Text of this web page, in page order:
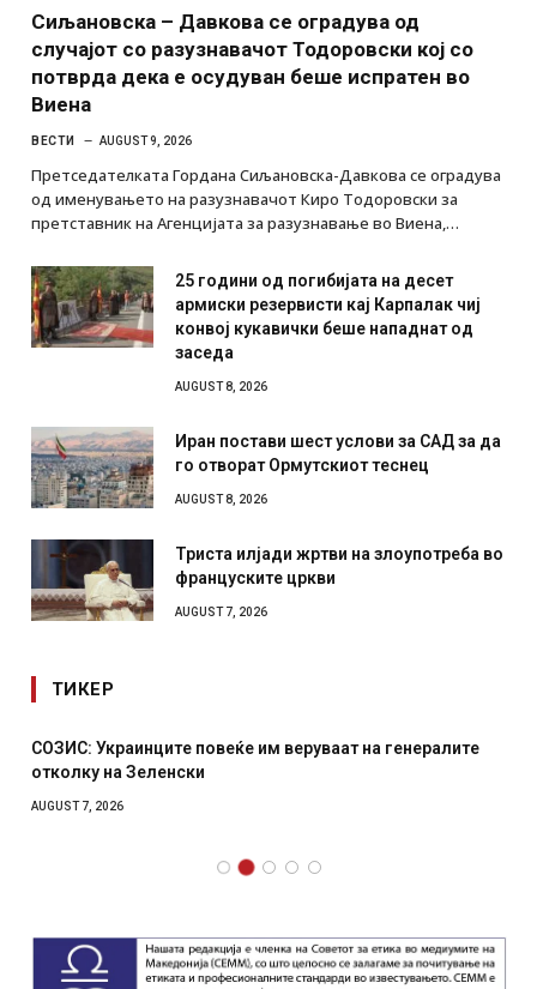
Сиљановска – Давкова се оградува од
случајот со разузнавачот Тодоровски кој со
потврда дека е осудуван беше испратен во
Виена
ВЕСТИ AUGUST 9, 2026
Претседателката Гордана Сиљановска-Давкова се оградува
од именувањето на разузнавачот Киро Тодоровски за
претставник на Агенцијата за разузнавање во Виена,…
25 години од погибијата на десет
армиски резервисти кај Карпалак чиј
конвој кукавички беше нападнат од
заседа
AUGUST 8, 2026
Иран постави шест услови за САД за да
го отворат Ормутскиот теснец
AUGUST 8, 2026
Триста илјади жртви на злоупотреба во
француските цркви
AUGUST 7, 2026
ТИКЕР
СОЗИС: Украинците повеќе им веруваат на генералите
отколку на Зеленски
AUGUST 7, 2026